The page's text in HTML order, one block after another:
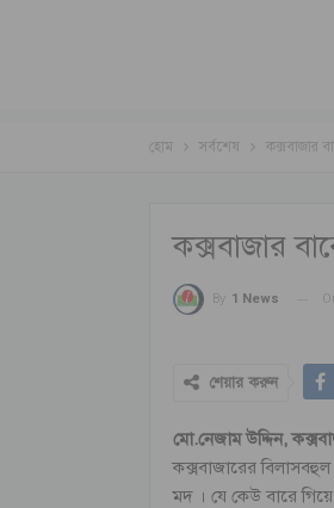
হোম সর্বশেষ কক্সবাজার
কক্সবাজার
By 1 News
শেয়ার করুন
মো.নেজাম উদ্দিন,
কক্সবাজারের
মদ । যে কেউ বারে